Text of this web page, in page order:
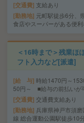
交通費 支給あり
勤務地 元町駅徒歩6分
食店やスーパーがある便
＜16時まで＞残業ほ
フト入力など[派遣]
給 与 時給1470円～
50円～ ■給与の前払いが
交通費 交通費支給あり
勤務地 兵庫県神戸市須
線 総合運動公園駅徒歩10